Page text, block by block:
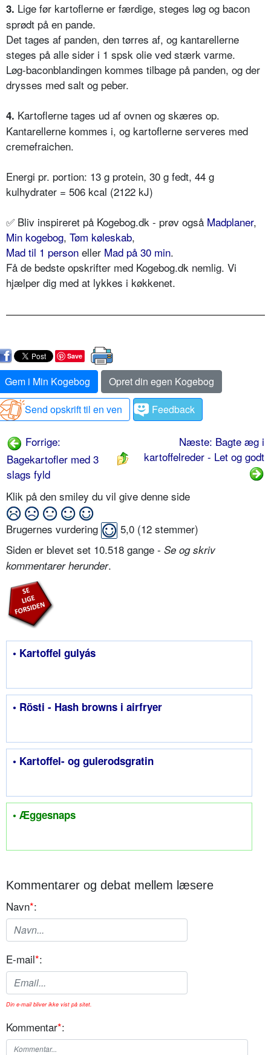
3. Lige før kartoflerne er færdige, steges løg og bacon
sprødt på en pande.
Det tages af panden, den tørres af, og kantarellerne
steges på alle sider i 1 spsk olie ved stærk varme.
Løg-baconblandingen kommes tilbage på panden, og der
drysses med salt og peber.
4. Kartoflerne tages ud af ovnen og skæres op.
Kantarellerne kommes i, og kartoflerne serveres med
cremefraichen.
Energi pr. portion: 13 g protein, 30 g fedt, 44 g
kulhydrater = 506 kcal (2122 kJ)
✅ Bliv inspireret på Kogebog.dk - prøv også Madplaner,
Min kogebog, Tøm køleskab,
Mad til 1 person eller Mad på 30 min.
Få de bedste opskrifter med Kogebog.dk nemlig. Vi
hjælper dig med at lykkes i køkkenet.
Save
Gem i Min Kogebog
Opret din egen Kogebog
Send opskrift til en ven
Feedback
Forrige:
Bagekartofler med 3
slags fyld
Næste: Bagte æg i
kartoffelreder - Let og godt
Klik på den smiley du vil give denne side
Brugernes vurdering 5,0 (12 stemmer)
Siden er blevet set 10.518 gange - Se og skriv
kommentarer herunder.
• Kartoffel gulyás
• Rösti - Hash browns i airfryer
• Kartoffel- og gulerodsgratin
• Æggesnaps
Kommentarer og debat mellem læsere
Navn*:
E-mail*:
Din e-mail bliver ikke vist på sitet.
Kommentar*: